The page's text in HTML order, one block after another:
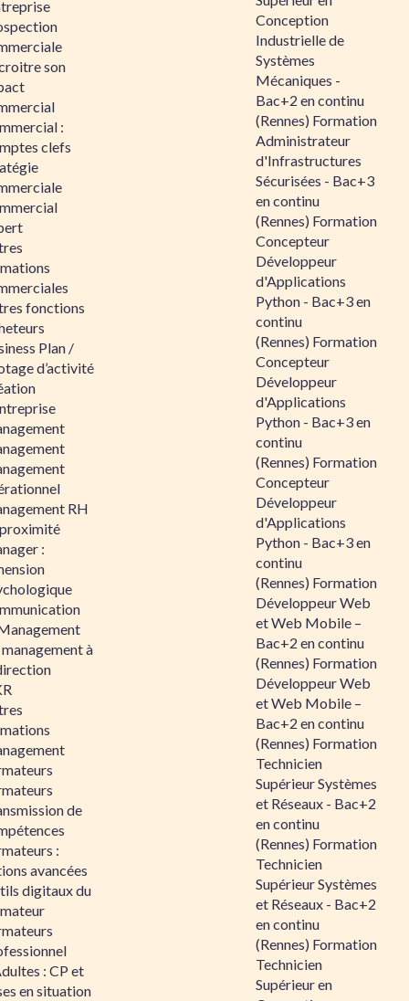
son
:
clefs
fonctions
Plan /
d’activité
RH
:
à
de
:
avancées
digitaux du
: CP et
en situation
Conception
Industrielle de
Systèmes
Mécaniques -
Bac+2 en continu
(Rennes) Formation
Administrateur
d'Infrastructures
Sécurisées - Bac+3
en continu
(Rennes) Formation
Concepteur
Développeur
d'Applications
Python - Bac+3 en
continu
(Rennes) Formation
Concepteur
Développeur
d'Applications
Python - Bac+3 en
continu
(Rennes) Formation
Concepteur
Développeur
d'Applications
Python - Bac+3 en
continu
(Rennes) Formation
Développeur Web
et Web Mobile –
Bac+2 en continu
(Rennes) Formation
Développeur Web
et Web Mobile –
Bac+2 en continu
(Rennes) Formation
Technicien
Supérieur Systèmes
et Réseaux - Bac+2
en continu
(Rennes) Formation
Technicien
Supérieur Systèmes
et Réseaux - Bac+2
en continu
(Rennes) Formation
Technicien
Supérieur en